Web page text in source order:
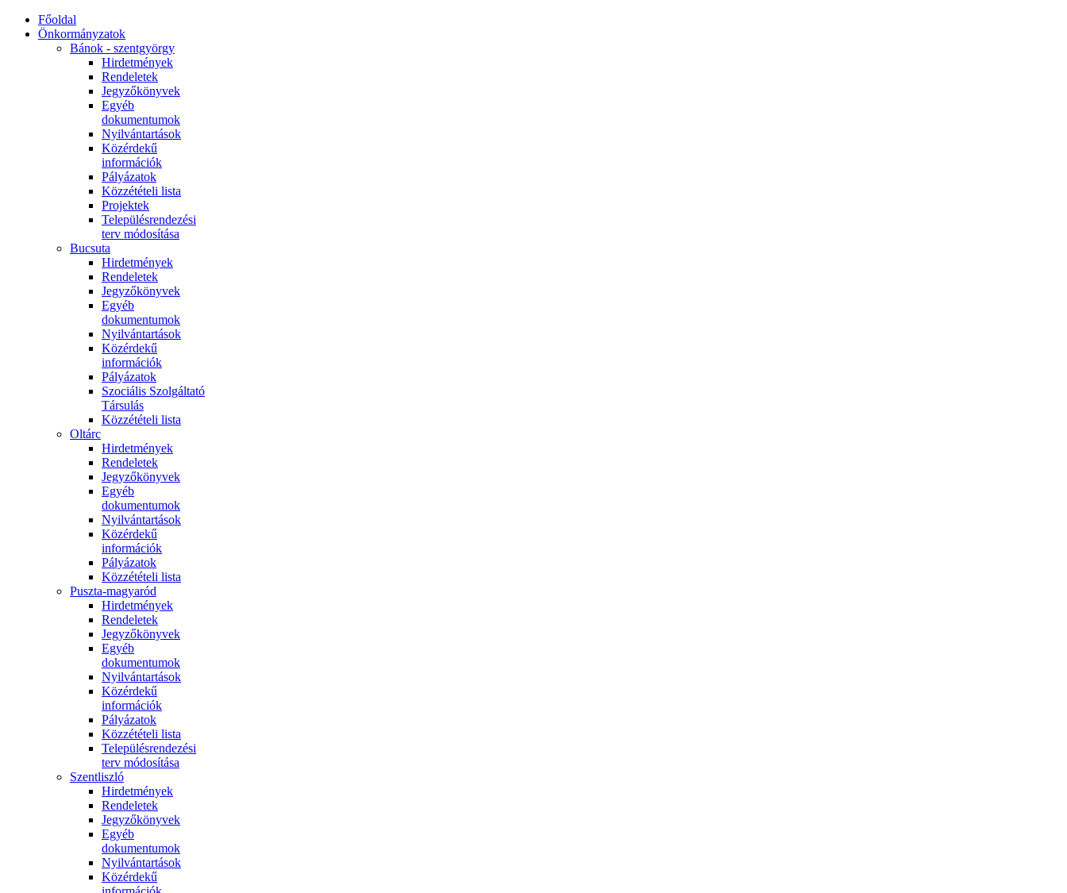
Főoldal
Önkormányzatok
Bánok - szentgyörgy
Hirdetmények
Rendeletek
Jegyzőkönyvek
Egyéb
dokumentumok
Nyilvántartások
Közérdekű
információk
Pályázatok
Közzétételi lista
Projektek
Településrendezési
terv módosítása
Bucsuta
Hirdetmények
Rendeletek
Jegyzőkönyvek
Egyéb
dokumentumok
Nyilvántartások
Közérdekű
információk
Pályázatok
Szociális Szolgáltató
Társulás
Közzétételi lista
Oltárc
Hirdetmények
Rendeletek
Jegyzőkönyvek
Egyéb
dokumentumok
Nyilvántartások
Közérdekű
információk
Pályázatok
Közzétételi lista
Puszta-magyaród
Hirdetmények
Rendeletek
Jegyzőkönyvek
Egyéb
dokumentumok
Nyilvántartások
Közérdekű
információk
Pályázatok
Közzétételi lista
Településrendezési
terv módosítása
Szentliszló
Hirdetmények
Rendeletek
Jegyzőkönyvek
Egyéb
dokumentumok
Nyilvántartások
Közérdekű